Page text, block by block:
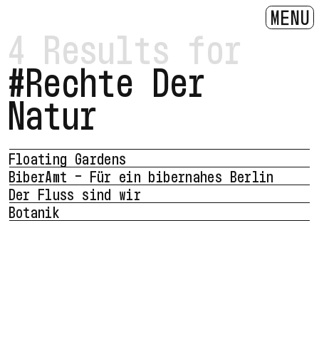
MENU
4 Results for
#Rechte Der
Natur
Floating Gardens
BiberAmt – Für ein bibernahes Berlin
Der Fluss sind wir
Botanik